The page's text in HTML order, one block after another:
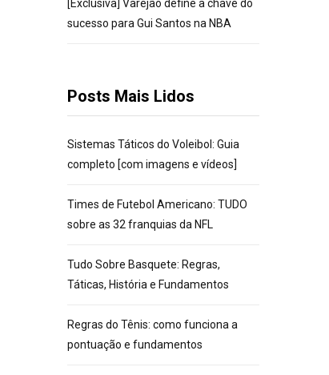
[Exclusiva] Varejão define a chave do
sucesso para Gui Santos na NBA
Posts Mais Lidos
Sistemas Táticos do Voleibol: Guia
completo [com imagens e vídeos]
Times de Futebol Americano: TUDO
sobre as 32 franquias da NFL
Tudo Sobre Basquete: Regras,
Táticas, História e Fundamentos
Regras do Tênis: como funciona a
pontuação e fundamentos